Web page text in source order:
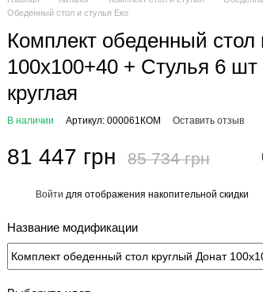
Обеденный стол и стулья Еко
Комплект обеденный стол
100х100+40 + Стулья 6 шт
круглая
В наличии Артикул: 000061КОМ Оставить отзыв
81 447 грн 85 734 грн
Войти для отображения накопительной скидки
Название модификации